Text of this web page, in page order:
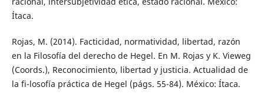
Ítaca.
Rojas, M. (2014). Facticidad, normatividad, libertad, razón
en la Filosofía del derecho de Hegel. En M. Rojas y K. Vieweg
(Coords.), Reconocimiento, libertad y justicia. Actualidad de
la fi-losofía práctica de Hegel (págs. 55-84). México: Ítaca.